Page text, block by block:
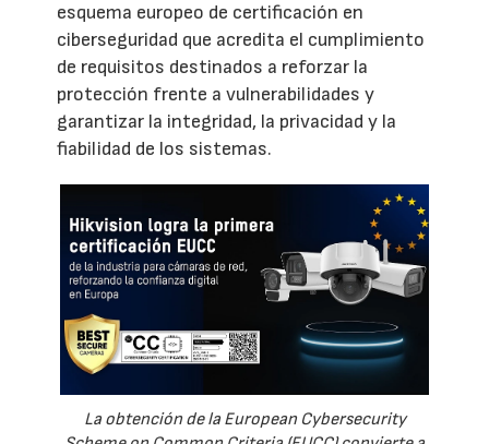
esquema europeo de certificación en
ciberseguridad que acredita el cumplimiento
de requisitos destinados a reforzar la
protección frente a vulnerabilidades y
garantizar la integridad, la privacidad y la
fiabilidad de los sistemas.
La obtención de la European Cybersecurity